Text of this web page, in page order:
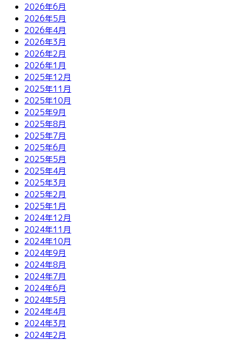
2026年6月
2026年5月
2026年4月
2026年3月
2026年2月
2026年1月
2025年12月
2025年11月
2025年10月
2025年9月
2025年8月
2025年7月
2025年6月
2025年5月
2025年4月
2025年3月
2025年2月
2025年1月
2024年12月
2024年11月
2024年10月
2024年9月
2024年8月
2024年7月
2024年6月
2024年5月
2024年4月
2024年3月
2024年2月